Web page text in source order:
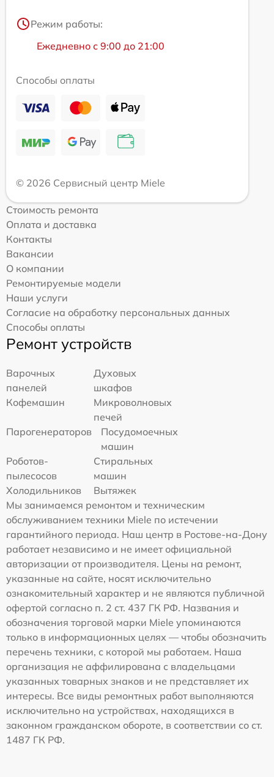
Режим работы:
Ежедневно с 9:00 до 21:00
Способы оплаты
© 2026 Сервисный центр Miele
Стоимость ремонта
Оплата и доставка
Контакты
Вакансии
О компании
Ремонтируемые модели
Наши услуги
Согласие на обработку персональных данных
Способы оплаты
Ремонт устройств
Варочных
панелей
Духовых
шкафов
Кофемашин
Микроволновых
печей
Парогенераторов
Посудомоечных
машин
Роботов-
пылесосов
Стиральных
машин
Холодильников
Вытяжек
Мы занимаемся ремонтом и техническим
обслуживанием техники Miele по истечении
гарантийного периода. Наш центр в Ростове-на-Дону
работает независимо и не имеет официальной
авторизации от производителя. Цены на ремонт,
указанные на сайте, носят исключительно
ознакомительный характер и не являются публичной
офертой согласно п. 2 ст. 437 ГК РФ. Названия и
обозначения торговой марки Miele упоминаются
только в информационных целях — чтобы обозначить
перечень техники, с которой мы работаем. Наша
организация не аффилирована с владельцами
указанных товарных знаков и не представляет их
интересы. Все виды ремонтных работ выполняются
исключительно на устройствах, находящихся в
законном гражданском обороте, в соответствии со ст.
1487 ГК РФ.